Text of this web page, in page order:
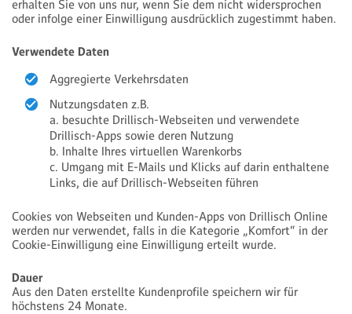
erhalten Sie von uns nur, wenn Sie dem nicht widersprochen
oder infolge einer Einwilligung ausdrücklich zugestimmt haben.
Verwendete Daten
Aggregierte Verkehrsdaten
Nutzungsdaten z.B.
a. besuchte Drillisch-Webseiten und verwendete
Drillisch-Apps sowie deren Nutzung
b. Inhalte Ihres virtuellen Warenkorbs
c. Umgang mit E-Mails und Klicks auf darin enthaltene
Links, die auf Drillisch-Webseiten führen
Cookies von Webseiten und Kunden-Apps von Drillisch Online
werden nur verwendet, falls in die Kategorie „Komfort“ in der
Cookie-Einwilligung eine Einwilligung erteilt wurde.
Dauer
Aus den Daten erstellte Kundenprofile speichern wir für
höchstens 24 Monate.